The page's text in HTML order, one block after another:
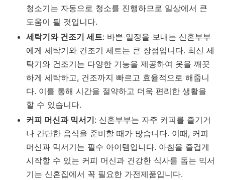
청소기는 자동으로 청소를 진행하므로 일상에서 큰
도움이 될 것입니다.
세탁기와 건조기 세트: 바쁜 일정을 보내는 신혼부부
에게 세탁기와 건조기 세트는 큰 장점입니다. 최신 세
탁기와 건조기는 다양한 기능을 제공하여 옷을 깨끗
하게 세탁하고, 건조까지 빠르고 효율적으로 해줍니
다. 이를 통해 시간을 절약하고 더욱 편리한 생활을
할 수 있습니다.
커피 머신과 믹서기: 신혼부부는 자주 커피를 즐기거
나 간단한 음식을 준비할 때가 많습니다. 이때, 커피
머신과 믹서기는 필수 아이템입니다. 아침을 즐겁게
시작할 수 있는 커피 머신과 건강한 식사를 돕는 믹서
기는 신혼집에서 꼭 필요한 가전제품입니다.